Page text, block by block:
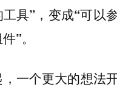
具”，变成“可以
”。
一个更大的想法